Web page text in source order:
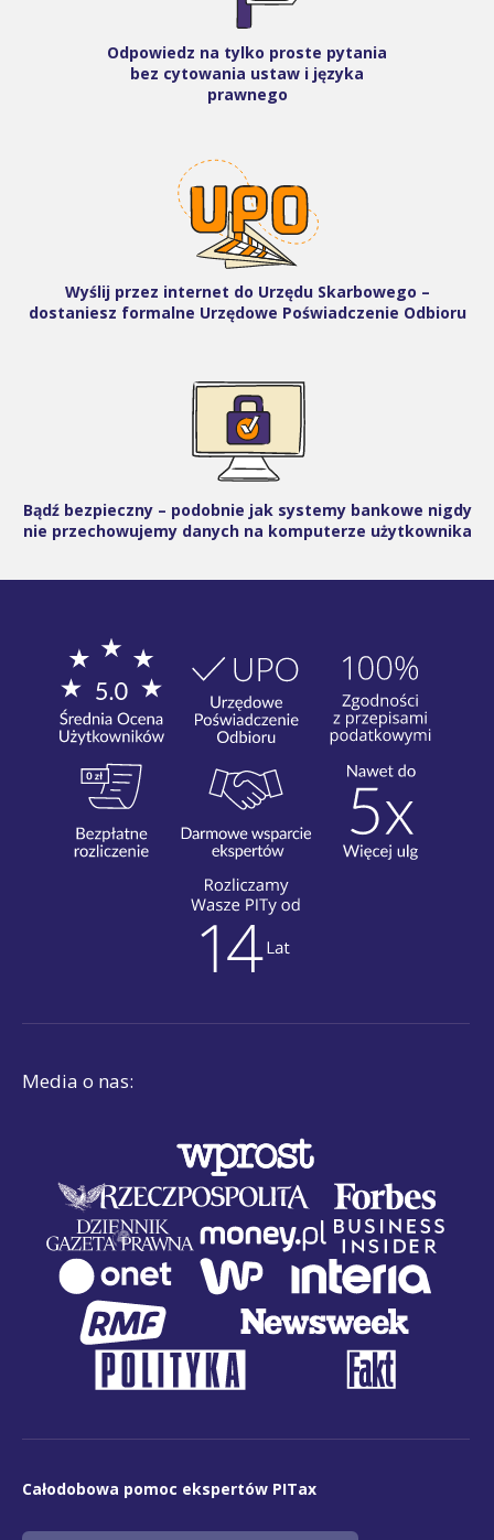
Odpowiedz na tylko proste pytania
bez cytowania ustaw i języka
prawnego
Wyślij przez internet do Urzędu Skarbowego –
dostaniesz formalne Urzędowe Poświadczenie Odbioru
Bądź bezpieczny – podobnie jak systemy bankowe nigdy
nie przechowujemy danych na komputerze użytkownika
Media o nas:
Całodobowa pomoc ekspertów PITax